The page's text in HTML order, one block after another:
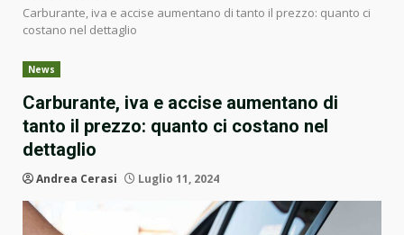
Carburante, iva e accise aumentano di tanto il prezzo: quanto ci
costano nel dettaglio
News
Carburante, iva e accise aumentano di
tanto il prezzo: quanto ci costano nel
dettaglio
Andrea Cerasi Luglio 11, 2024